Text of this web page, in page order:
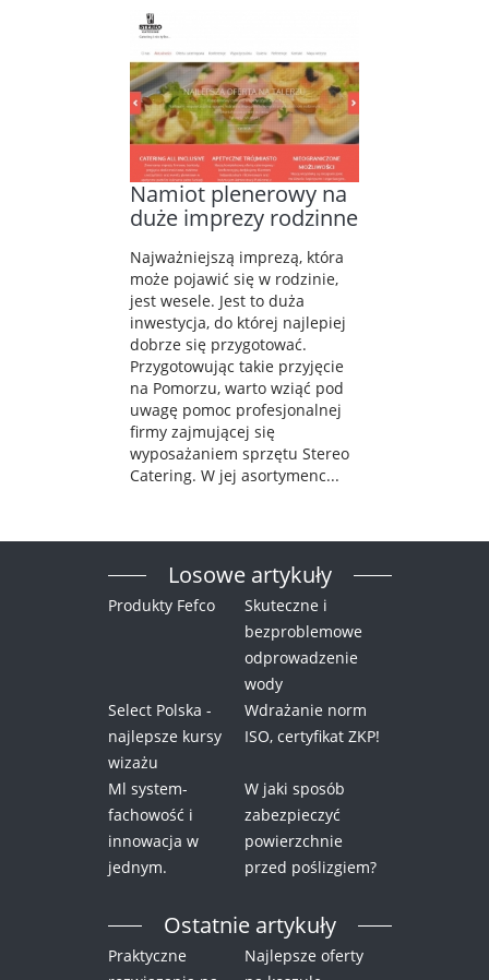
Namiot plenerowy na
duże imprezy rodzinne
Najważniejszą imprezą, która
może pojawić się w rodzinie,
jest wesele. Jest to duża
inwestycja, do której najlepiej
dobrze się przygotować.
Przygotowując takie przyjęcie
na Pomorzu, warto wziąć pod
uwagę pomoc profesjonalnej
firmy zajmującej się
wyposażaniem sprzętu Stereo
Catering. W jej asortymenc...
Losowe artykuły
Produkty Fefco
Skuteczne i
bezproblemowe
odprowadzenie
wody
Select Polska -
najlepsze kursy
wizażu
Wdrażanie norm
ISO, certyfikat ZKP!
Ml system-
fachowość i
innowacja w
jednym.
W jaki sposób
zabezpieczyć
powierzchnie
przed poślizgiem?
Ostatnie artykuły
Praktyczne
Najlepsze oferty